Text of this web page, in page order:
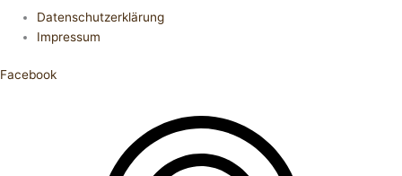
Datenschutzerklärung
Impressum
Facebook